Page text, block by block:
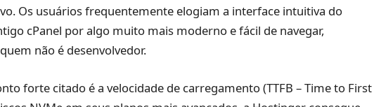
Os usuários frequentemente elogiam a interface intuitiva do
cPanel por algo muito mais moderno e fácil de navegar,
não é desenvolvedor.
forte citado é a velocidade de carregamento (TTFB – Time to First